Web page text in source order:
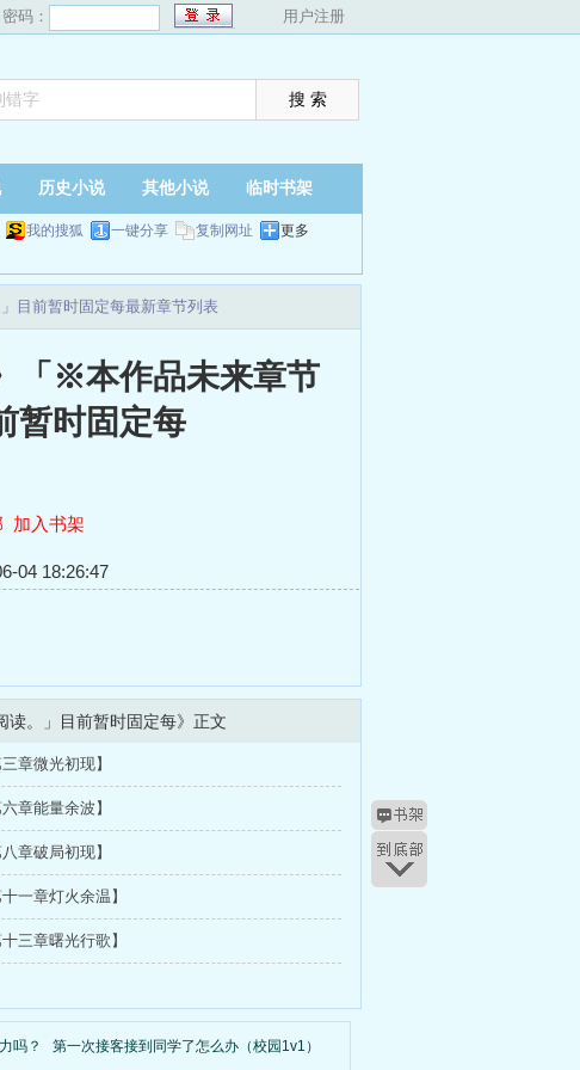
密码： 用户注册
历史小说 其他小说 临时书架
我的搜狐 一键分享 复制网址 更多
目前暂时固定每最新章节列表
「※本作品未来章节
暂时固定每
加入书架
04 18:26:47
读。」目前暂时固定每》正文
三章微光初现】
六章能量余波】
八章破局初现】
十一章灯火余温】
十三章曙光行歌】
吗？
第一次接客接到同学了怎么办（校园1v1）